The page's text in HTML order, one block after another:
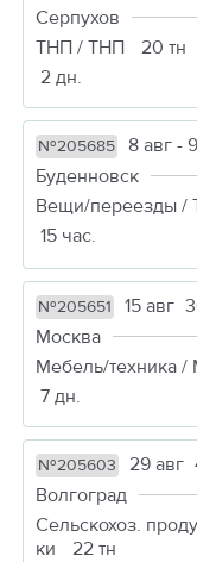
Серпухов
ТНП / ТНП
20 тн
2 дн.
№205685 8 авг -
Буденновск
Вещи/переезды /
15 час.
№205651 15 авг
Москва
Мебель/техника /
7 дн.
№205603 29 авг
Волгоград
Сельскохоз.
ки
22 тн